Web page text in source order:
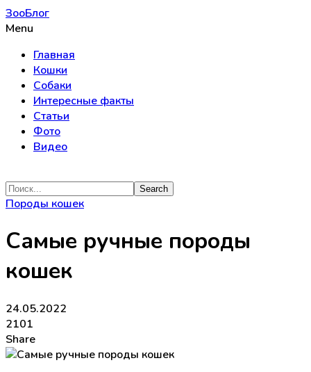
ЗооБлог
Menu
Главная
Кошки
Собаки
Интересные факты
Статьи
Фото
Видео
Породы кошек
Самые ручные породы
кошек
24.05.2022
2101
Share